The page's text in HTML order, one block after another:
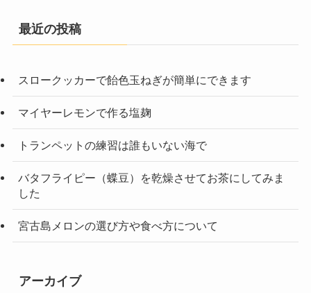
最近の投稿
スロークッカーで飴色玉ねぎが簡単にできます
マイヤーレモンで作る塩麹
トランペットの練習は誰もいない海で
バタフライピー（蝶豆）を乾燥させてお茶にしてみま
した
宮古島メロンの選び方や食べ方について
アーカイブ